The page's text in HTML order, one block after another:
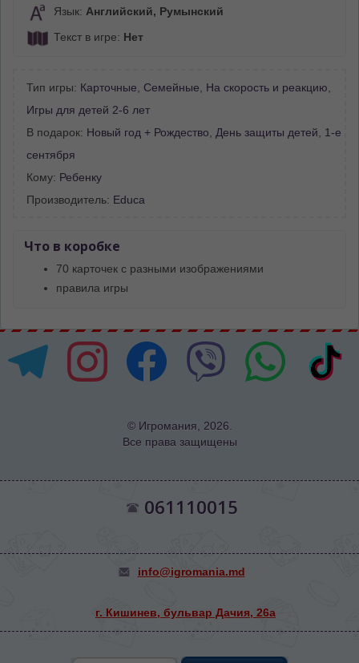
Язык: Английский, Румынский
Текст в игре: Нет
Тип игры: Карточные, Семейные, На скорость и реакцию,
Игры для детей 2-6 лет
В подарок: Новый год + Рождество, День защиты детей, 1-е
сентября
Кому: Ребенку
Производитель: Educa
Что в коробке
70 карточек с разными изображениями
правила игры
© Игромания, 2026.
Все права защищены
061110015
info@igromania.md
г. Кишинев, бульвар Дачия, 26а